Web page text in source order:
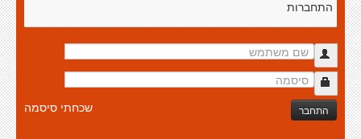
התחברות
התחבר שכחתי סיסמה